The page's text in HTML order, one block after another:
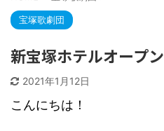
宝塚歌劇団
新宝塚ホテルオープン
2021年1月12日
こんにちは！